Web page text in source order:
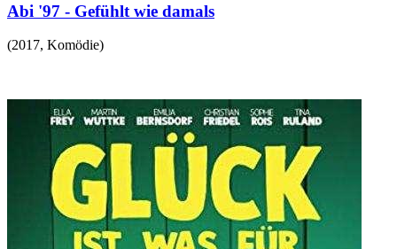
Abi '97 - Gefühlt wie damals
(2017, Komödie)